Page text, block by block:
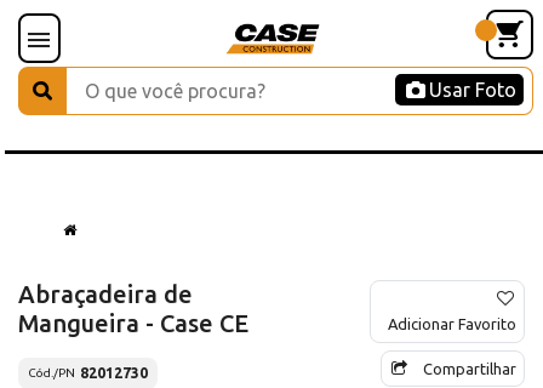
Usar Foto
Abraçadeira de
Mangueira - Case CE
Cód./PN 82012730
Adicionar Favorito
Compartilhar